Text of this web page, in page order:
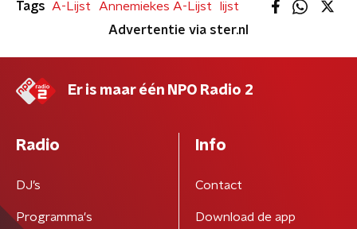
Tags A-Lijst Annemiekes A-Lijst
lijst
Advertentie via ster.nl
Er is maar één NPO Radio 2
Radio
DJ’s
Programma's
Info
Contact
Download de app